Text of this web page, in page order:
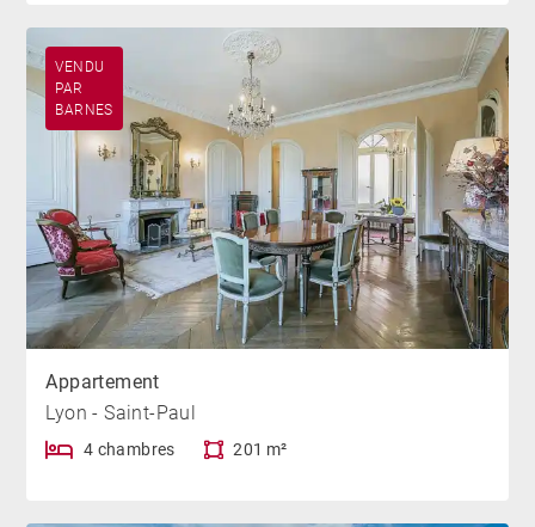
VENDU
PAR
BARNES
Appartement
Lyon - Saint-Paul
4 chambres 201 m²